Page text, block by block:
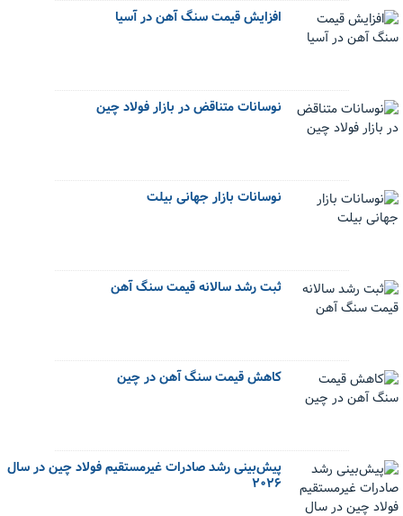
افزایش قیمت سنگ آهن در آسیا
نوسانات متناقض در بازار فولاد چین
نوسانات بازار جهانی بیلت
ثبت رشد سالانه قیمت سنگ آهن
کاهش قیمت سنگ آهن در چین
پیش‌بینی رشد صادرات غیرمستقیم فولاد چین در سال
۲۰۲۶